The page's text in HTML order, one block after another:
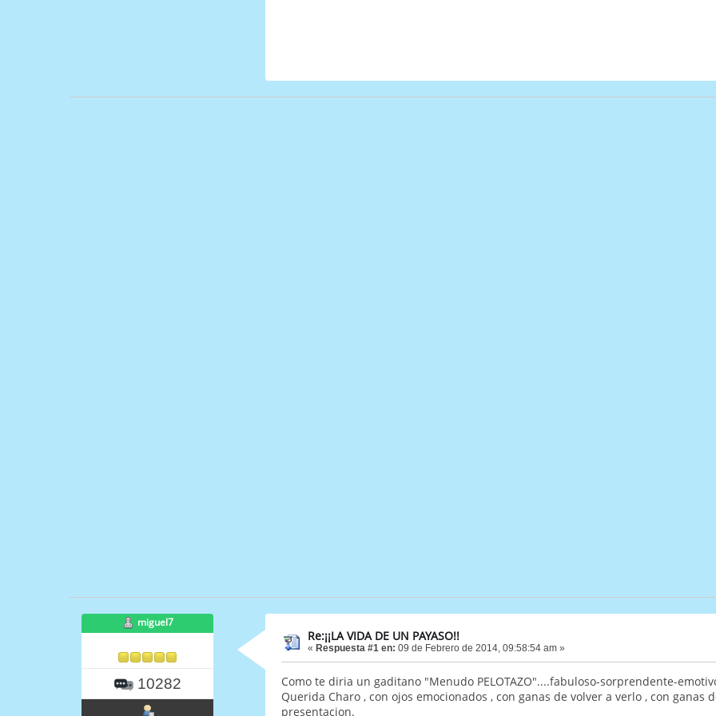
miguel7
10282
Re:¡¡LA VIDA DE UN PAYASO!!
« Respuesta #1 en: 09 de Febrero de 2014, 09:58:54 am »
Como te diria un gaditano "Menudo PELOTAZO"....fabuloso-sorprendente-
Querida Charo , con ojos emocionados , con ganas de volver a verlo , con ganas
presentacion.